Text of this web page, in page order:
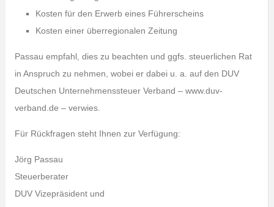
Kosten für den Erwerb eines Führerscheins
Kosten einer überregionalen Zeitung
Passau empfahl, dies zu beachten und ggfs. steuerlichen Rat
in Anspruch zu nehmen, wobei er dabei u. a. auf den DUV
Deutschen Unternehmenssteuer Verband – www.duv-
verband.de – verwies.
Für Rückfragen steht Ihnen zur Verfügung:
Jörg Passau
Steuerberater
DUV Vizepräsident und